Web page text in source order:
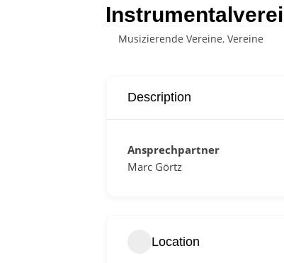
Musizierende Vereine,Vereine
Description
Ansprechpartner
Marc Görtz
Location